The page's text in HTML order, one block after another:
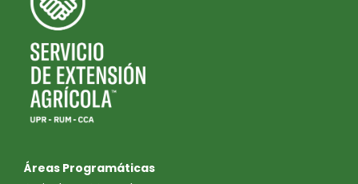
Áreas Programáticas